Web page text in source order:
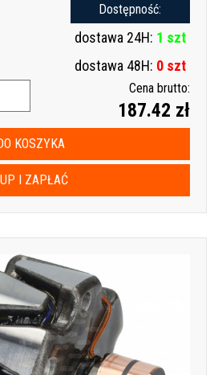
Dostępność:
dostawa 24H: 1 szt
dostawa 48H: 0 szt
Cena brutto:
187.42 zł
KOSZYKA
I ZAPŁAĆ